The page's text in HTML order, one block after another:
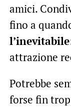
amici.
fino a
l’inevitabile
attrazione
Potrebbe
forse fin